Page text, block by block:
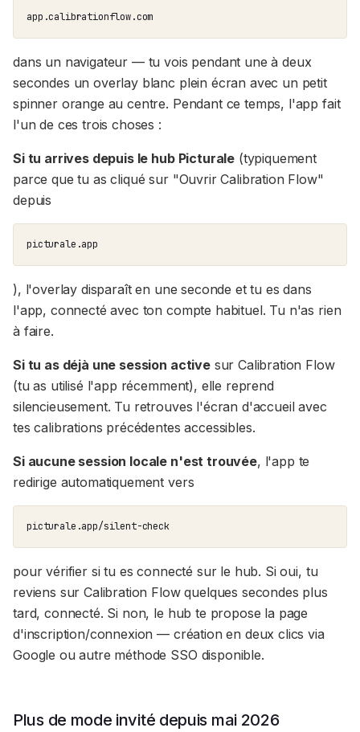
app.calibrationflow.com
dans un navigateur — tu vois pendant une à deux
secondes un overlay blanc plein écran avec un petit
spinner orange au centre. Pendant ce temps, l'app fait
l'un de ces trois choses :
Si tu arrives depuis le hub Picturale (typiquement
parce que tu as cliqué sur "Ouvrir Calibration Flow"
depuis
picturale.app
), l'overlay disparaît en une seconde et tu es dans
l'app, connecté avec ton compte habituel. Tu n'as rien
à faire.
Si tu as déjà une session activesur Calibration Flow
(tu as utilisé l'app récemment), elle reprend
silencieusement. Tu retrouves l'écran d'accueil avec
tes calibrations précédentes accessibles.
Si aucune session locale n'est trouvée, l'app te
redirige automatiquement vers
picturale.app/silent-check
pour vérifier si tu es connecté sur le hub. Si oui, tu
reviens sur Calibration Flow quelques secondes plus
tard, connecté. Si non, le hub te propose la page
d'inscription/connexion — création en deux clics via
Google ou autre méthode SSO disponible.
Plus de mode invité depuis mai 2026